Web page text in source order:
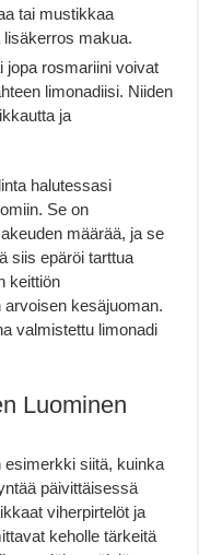
tai mustikkaa
makua.
jopa rosmariini voivat
limonadiisi. Niiden
ja
halutessasi
Se on
määrää, ja se
siis epäröi tarttua
keittiön
kesäjuoman.
valmistettu limonadi
Luominen
esimerkki siitä, kuinka
päivittäisessä
viherpirtelöt ja
keholle tärkeitä